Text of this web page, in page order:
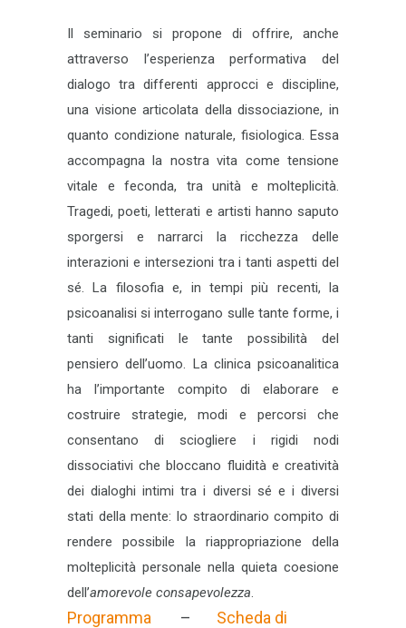
Il seminario si propone di offrire, anche
attraverso l’esperienza performativa del
dialogo tra differenti approcci e discipline,
una visione articolata della dissociazione, in
quanto condizione naturale, fisiologica. Essa
accompagna la nostra vita come tensione
vitale e feconda, tra unità e molteplicità.
Tragedi, poeti, letterati e artisti hanno saputo
sporgersi e narrarci la ricchezza delle
interazioni e intersezioni tra i tanti aspetti del
sé. La filosofia e, in tempi più recenti, la
psicoanalisi si interrogano sulle tante forme, i
tanti significati le tante possibilità del
pensiero dell’uomo. La clinica psicoanalitica
ha l’importante compito di elaborare e
costruire strategie, modi e percorsi che
consentano di sciogliere i rigidi nodi
dissociativi che bloccano fluidità e creatività
dei dialoghi intimi tra i diversi sé e i diversi
stati della mente: lo straordinario compito di
rendere possibile la riappropriazione della
molteplicità personale nella quieta coesione
dell’amorevole consapevolezza.
Programma – Scheda di